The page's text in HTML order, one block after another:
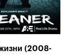
(2008-